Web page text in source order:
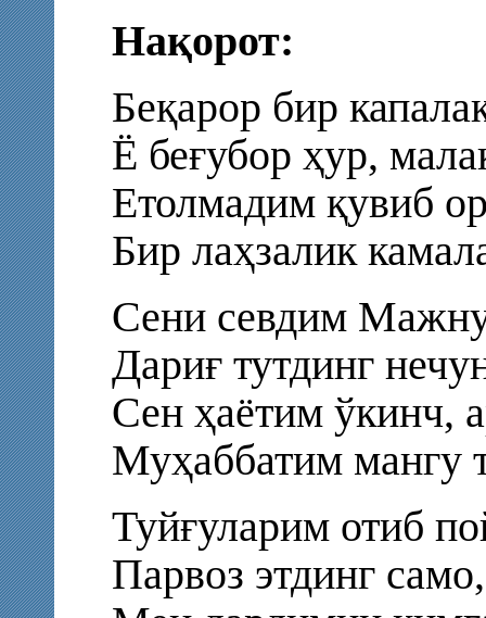
Нақорот:
Беқарор бир
Ё беғубор ҳур,
Етолмадим қувиб
Бир лаҳзалик
Сени севдим
Дариғ тутдинг
Сен ҳаётим ўкинч,
Муҳаббатим мангу
Туйғуларим отиб
Парвоз этдинг